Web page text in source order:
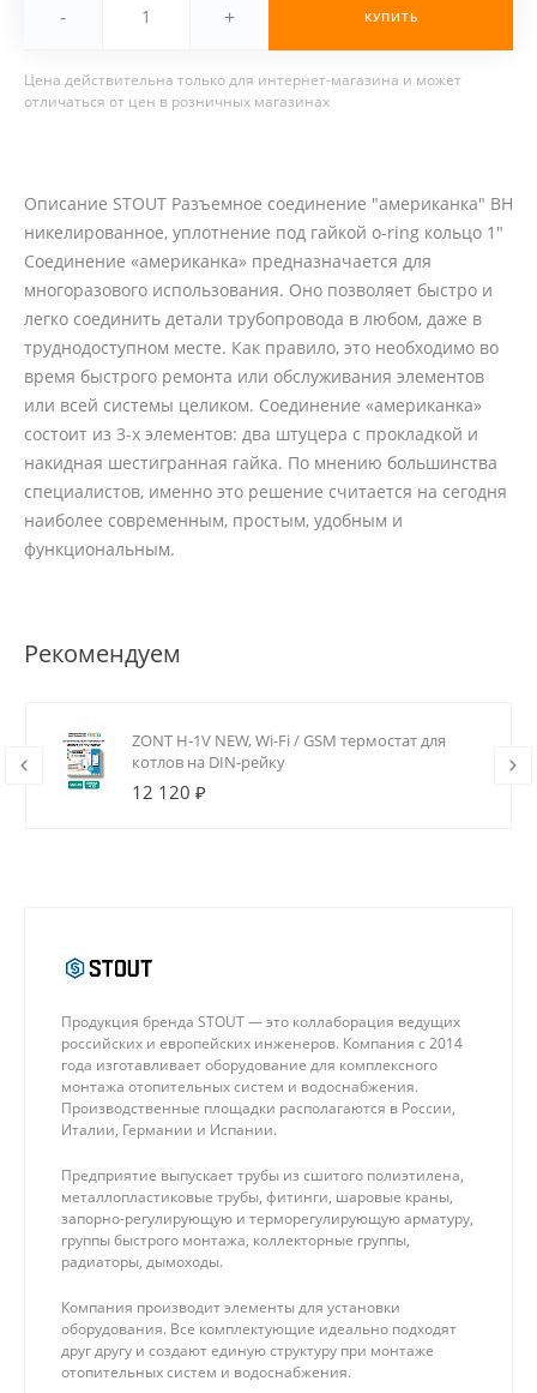
- + КУПИТЬ
Цена действительна только для интернет-магазина и может
отличаться от цен в розничных магазинах
Описание STOUT Разъемное соединение "американка" ВН
никелированное, уплотнение под гайкой o-ring кольцо 1"
Соединение «американка» предназначается для
многоразового использования. Оно позволяет быстро и
легко соединить детали трубопровода в любом, даже в
труднодоступном месте. Как правило, это необходимо во
время быстрого ремонта или обслуживания элементов
или всей системы целиком. Соединение «американка»
состоит из 3-х элементов: два штуцера с прокладкой и
накидная шестигранная гайка. По мнению большинства
специалистов, именно это решение считается на сегодня
наиболее современным, простым, удобным и
функциональным.
Рекомендуем
ZONT H-1V NEW, Wi-Fi / GSM термостат для
котлов на DIN-рейку
12 120 ₽
Продукция бренда STOUT — это коллаборация ведущих
российских и европейских инженеров. Компания с 2014
года изготавливает оборудование для комплексного
монтажа отопительных систем и водоснабжения.
Производственные площадки располагаются в России,
Италии, Германии и Испании.
Предприятие выпускает трубы из сшитого полиэтилена,
металлопластиковые трубы, фитинги, шаровые краны,
запорно-регулирующую и терморегулирующую арматуру,
группы быстрого монтажа, коллекторные группы,
радиаторы, дымоходы.
Компания производит элементы для установки
оборудования. Все комплектующие идеально подходят
друг другу и создают единую структуру при монтаже
отопительных систем и водоснабжения.